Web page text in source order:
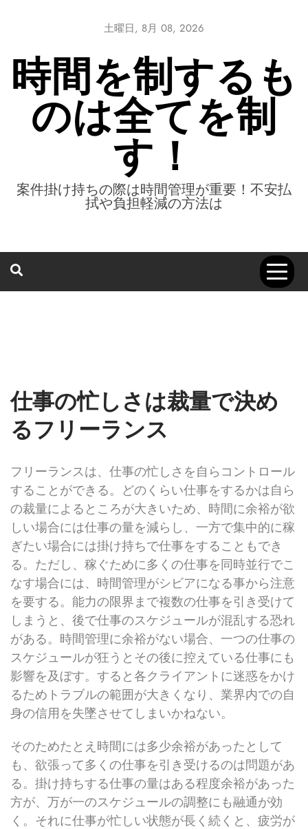
土曜日, 8月 08, 2026
時間を制するも
のは全てを制
す！
案件掛け持ちの際は時間管理が重要！不安払
拭や負担軽減の方法は
仕事の忙しさは裁量で決め
るフリーランス
フリーランスは、仕事の忙しさを自らコントロール
することができる。どのくらい仕事をするかは自ら
の裁量によるところが大きいため、時間に余裕が欲
しい場合には仕事の量を減らし、一方で集中的に稼
ぎたい場合には掛け持ちで仕事をすることもでき
る。ただし、稼ぐために多くの仕事を同時並行でこ
なす場合には、時間管理がシビアになる事から注意
を要する。能力の限界まで複数の仕事を引き受けて
しまうと、後で仕事のスケジュールが混乱する恐れ
がある。時間管理に余裕がない場合、一つの仕事の
スケジュールが狂うとその後に控えている仕事にも
影響を及ぼす。すると各クライアントに迷惑をかけ
るためトラブルの範囲が大きくなり、業界内での自
身の信用を失墜させてしまいかねない。
そのためたとえ時間には多少余裕があったとして
も、欲張って多くの仕事を引き受けるのは問題があ
る。掛け持ちする仕事の量はある程度余裕があった
方が、万が一のスケジュールの調整にも融通が効
く。それに仕事が忙しい状態が長く続くと、疲労が